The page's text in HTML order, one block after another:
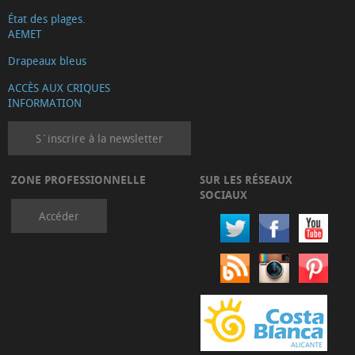
État des plages.
AEMET
Drapeaux bleus
ACCÈS AUX CRIQUES
INFORMATION
S´inscrire à la newsletter
ZONE PROFESSIONNELLE
Accéder
SUR LES RÉSEAUX
SOCIAUX